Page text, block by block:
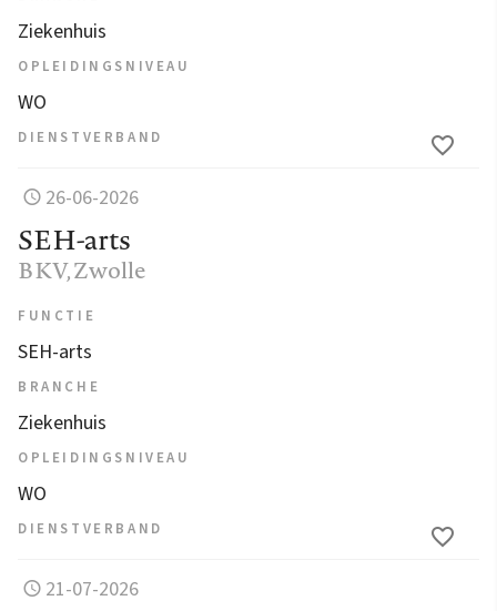
Ziekenhuis
OPLEIDINGSNIVEAU
WO
DIENSTVERBAND
26-06-2026
SEH-arts
BKV, Zwolle
FUNCTIE
SEH-arts
BRANCHE
Ziekenhuis
OPLEIDINGSNIVEAU
WO
DIENSTVERBAND
21-07-2026